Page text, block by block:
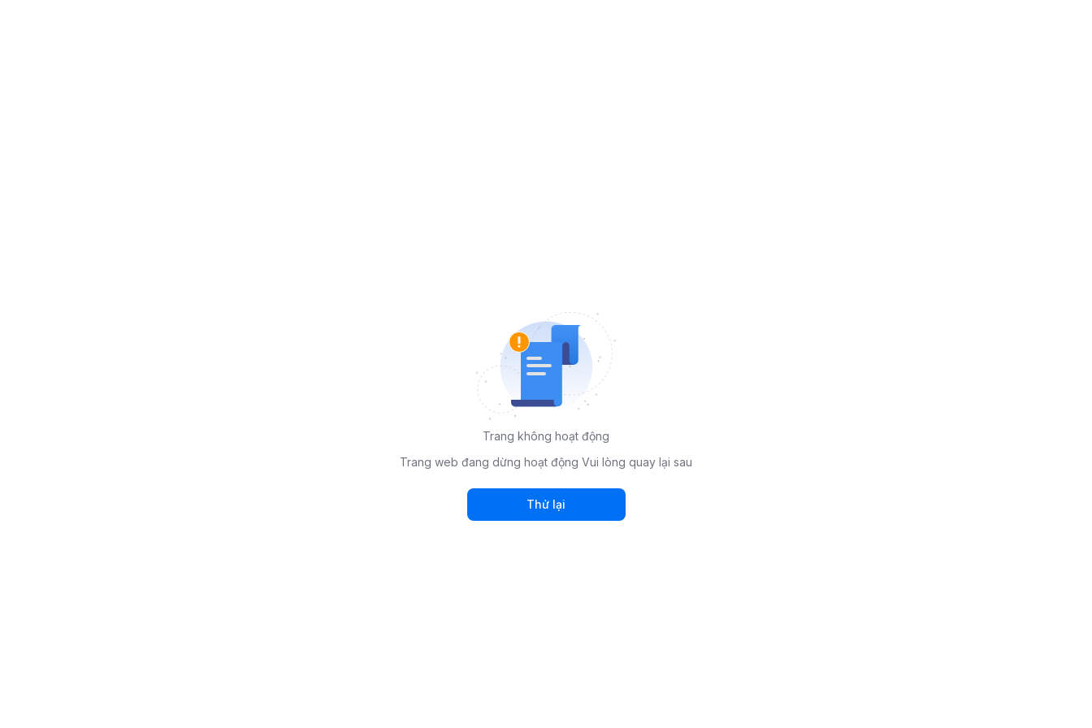
Trang không hoạt động
Trang web đang dừng hoạt động Vui lòng quay lại sau
Thử lại